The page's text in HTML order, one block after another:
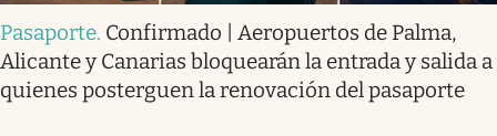
Pasaporte. Confirmado | Aeropuertos de Palma,
Alicante y Canarias bloquearán la entrada y salida a
quienes posterguen la renovación del pasaporte